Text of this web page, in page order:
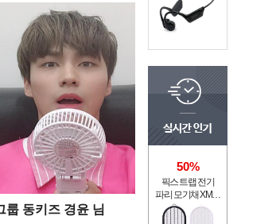
룹 동키즈 경윤 님
50%
픽스 트랩 전기
파리 모기채 XMR-
301